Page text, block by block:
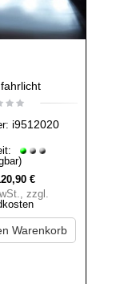
i9512020
€
,zzgl.
Warenkorb